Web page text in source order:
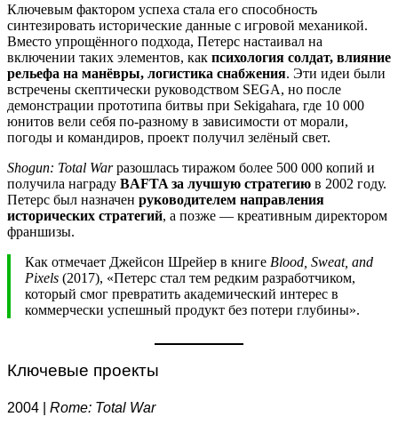
Ключевым фактором успеха стала его способность
синтезировать исторические данные с игровой механикой.
Вместо упрощённого подхода, Петерс настаивал на
включении таких элементов, как психология солдат, влияние
рельефа на манёвры, логистика снабжения. Эти идеи были
встречены скептически руководством SEGA, но после
демонстрации прототипа битвы при Sekigahara, где 10 000
юнитов вели себя по-разному в зависимости от морали,
погоды и командиров, проект получил зелёный свет.
Shogun: Total Warразошлась тиражом более 500 000 копий и
получила награду BAFTA за лучшую стратегию в 2002 году.
Петерс был назначен руководителем направления
исторических стратегий, а позже — креативным директором
франшизы.
Как отмечает Джейсон Шрейер в книге Blood, Sweat, and
Pixels (2017), «Петерс стал тем редким разработчиком,
который смог превратить академический интерес в
коммерчески успешный продукт без потери глубины».
Ключевые проекты
2004 | Rome: Total War